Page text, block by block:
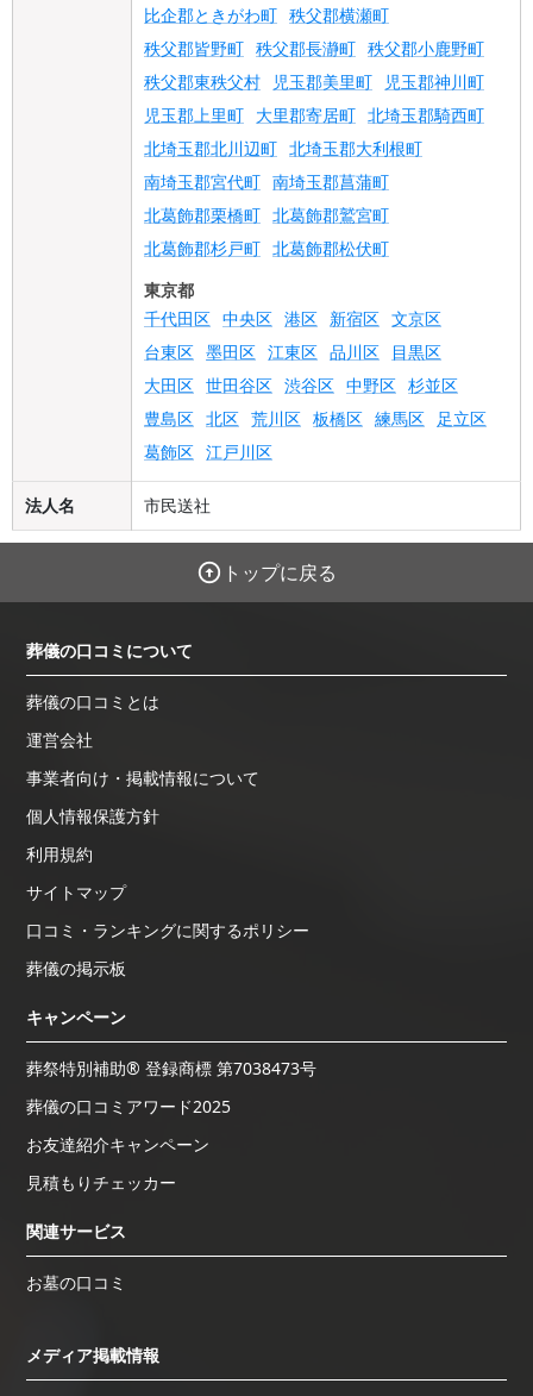
比企郡ときがわ町 秩父郡横瀬町
秩父郡皆野町 秩父郡長瀞町 秩父郡小鹿野町
秩父郡東秩父村
児玉郡美里町
児玉郡神川町
児玉郡上里町 大里郡寄居町 北埼玉郡騎西町
北埼玉郡北川辺町 北埼玉郡大利根町
南埼玉郡宮代町 南埼玉郡菖蒲町
北葛飾郡栗橋町 北葛飾郡鷲宮町
北葛飾郡杉戸町 北葛飾郡松伏町
東京都
千代田区 中央区 港区 新宿区 文京区
台東区 墨田区 江東区 品川区
目黒区
大田区 世田谷区 渋谷区 中野区 杉並区
豊島区 北区 荒川区 板橋区 練馬区 足立区
葛飾区 江戸川区
法人名 市民送社
トップに戻る
葬儀の口コミについて
葬儀の口コミとは
運営会社
事業者向け・掲載情報について
個人情報保護方針
利用規約
サイトマップ
口コミ・ランキングに関するポリシー
葬儀の掲示板
キャンペーン
葬祭特別補助® 登録商標 第7038473号
葬儀の口コミアワード2025
お友達紹介キャンペーン
見積もりチェッカー
関連サービス
お墓の口コミ
メディア掲載情報